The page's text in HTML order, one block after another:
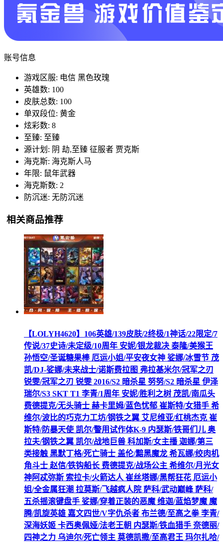
账号信息
游戏区服: 电信 黑色玫瑰
英雄数: 100
皮肤总数: 100
单双段位: 黄金
炫彩数: 8
至臻: 至臻
源计划: 阴 劫,至臻 征服者 贾克斯
海克斯: 海克斯人马
年限: 鼠年武器
海克斯数: 2
防沉迷: 无防沉迷
相关商品推荐
【LOLYH4620】106英雄/139皮肤/2终极/1神话/22限定/7
传说/37史诗/未定级/10周年 安妮/银龙裁决 泰隆/美猴王
孙悟空/圣诞糖果棒 厄运小姐/平安夜女神 娑娜/冰雪节 茂
凯/DJ-娑娜/未来战士/诺斯费拉图 弗拉基米尔/冠军之刃
锐雯/冠军之刃 锐雯 2016/S2 暗杀星 努努/S2 暗杀星 伊泽
瑞尔/S3 SKT T1 李青/1周年 安妮/胜利之树 茂凯/南瓜头
费德提克/无头骑士 赫卡里姆/蓝色忧郁 崔斯特/女猎手 希
维尔/波比的巧克力工坊/钢铁之翼 艾尼维亚/红桃杰克 崔
斯特/防暴天使 凯尔/警用试作体K-9 内瑟斯/铁哥们儿 奥
拉夫/钢铁之翼 凯尔/战地巨兽 科加斯/女主播 迦娜/第三
类接触 黑默丁格/死亡骑士 盖伦/黯黑魔龙 希瓦娜/绞肉机
角斗士 赵信/铁钩船长 费德提克/战场公主 希维尔/月光女
神阿忒弥斯 索拉卡/火箭达人 崔丝塔娜/黑帮狂花 厄运小
姐/全金属狂潮 拉莫斯/飞越疯人院 萨科/武动巅峰 萨科/
五杀摇滚键盘手 娑娜/穿着正装的恶魔 维迦/蓝焰梦魔 魔
腾/凯旋英雄 嘉文四世/V字仇杀者 布兰德/至高之拳 李青/
深海妖姬 卡西奥佩娅/法老王朝 内瑟斯/铁血猎手 奈德丽/
四神之力 乌迪尔/死亡领主 莫德凯撒/至高君王 玛尔扎哈/